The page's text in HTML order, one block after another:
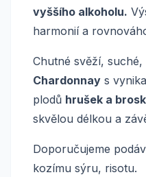
vyššího alkoholu.
harmonií a
Chutné svěží, suché,
Chardonnay s
plodů hrušek a
skvělou délkou a
Doporučujeme
kozímu sýru, risotu.